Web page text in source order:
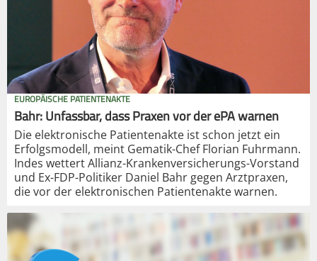
EUROPÄISCHE PATIENTENAKTE
Bahr: Unfassbar, dass Praxen vor der ePA warnen
Die elektronische Patientenakte ist schon jetzt ein
Erfolgsmodell, meint Gematik-Chef Florian Fuhrmann.
Indes wettert Allianz-Krankenversicherungs-Vorstand
und Ex-FDP-Politiker Daniel Bahr gegen Arztpraxen,
die vor der elektronischen Patientenakte warnen.